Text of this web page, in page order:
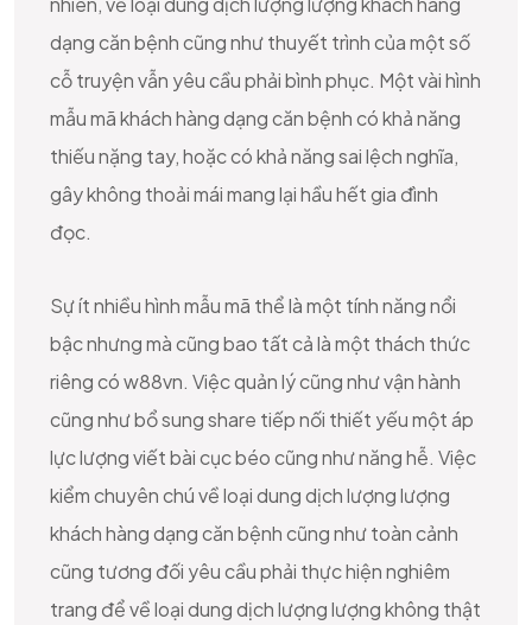
dạng căn bệnh cũng như thuyết trình của một số
cỗ truyện vẫn yêu cầu phải bình phục. Một vài hình
mẫu mã khách hàng dạng căn bệnh có khả năng
thiếu nặng tay, hoặc có khả năng sai lệch nghĩa,
gây không thoải mái mang lại hầu hết gia đình
đọc.
Sự ít nhiều hình mẫu mã thể là một tính năng nổi
bậc nhưng mà cũng bao tất cả là một thách thức
riêng có w88vn. Việc quản lý cũng như vận hành
cũng như bổ sung share tiếp nối thiết yếu một áp
lực lượng viết bài cục béo cũng như năng hễ. Việc
kiểm chuyên chú về loại dung dịch lượng lượng
khách hàng dạng căn bệnh cũng như toàn cảnh
cũng tương đối yêu cầu phải thực hiện nghiêm
trang để về loại dung dịch lượng lượng không thật